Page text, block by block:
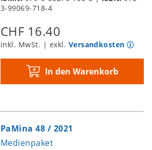
3-99069-718-4
CHF 16.40
inkl. MwSt. | exkl. Versandkosten
In den Warenkorb
PaMina 48 / 2021
Medienpaket